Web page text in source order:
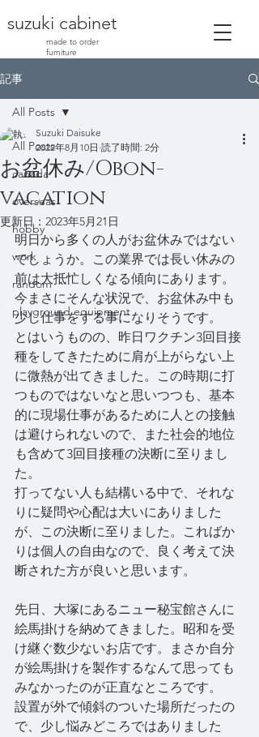
made to order
furniture
suzuki cabinet
記事
All Posts
canada
overseas
hobby
work
random
playground equipment
All Posts
お盆休み/Obon-
vacation
Suzuki Daisuke
2022年8月10日 読了時間: 2分
更新日： 2023年5月21日
明日から多くの人がお盆休みではない
でしょうか。この業界では長い休みの
前は大抵忙しくなる傾向にあります。
今まさにそんな状況で、お盆休み中も
少し仕事をする事になりそうです。
とはいうものの、昨日ワクチン3回目接
種をしてきたために肩が上がらない上
に微熱が出てきました。この時期に打
つものではないなと思いつつも、基本
的に現場仕事があるために人との接触
は避けられないので、また社会的地位
も含めて3回目接種の決断に至りまし
た。
打ってない人も結構いる中で、それな
りに疑問や心配は大いにありました
が、この決断に至りました。こればか
りは個人の自由なので、良く考えて決
断された方が良いと思います。
先日、大塚にあるニュー秘宝館さんに
絵馬掛けを納めてきました。昭和を受
け継ぐ数少ないお店です。まさか自分
が絵馬掛けを製作するなんて思っても
みなかったのが正直なところです。
設置が外で傾斜のついた場所だったの
で、少し悩みどころではありました